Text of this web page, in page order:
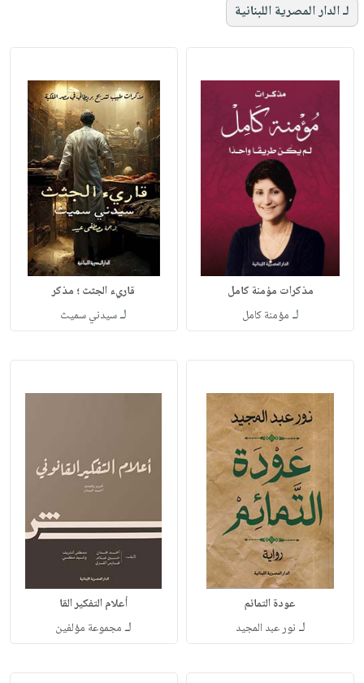
لـ الدار المصرية اللبنانية
مذكرات مؤمنة كامل
لـ مؤمنة كامل
قاريء الجثث ؛ مذكر
لـسيدني سميث
عودة التمائم
لـ نور عبد المجيد
أعلام التفكير القا
لـ مجموعة مؤلفين